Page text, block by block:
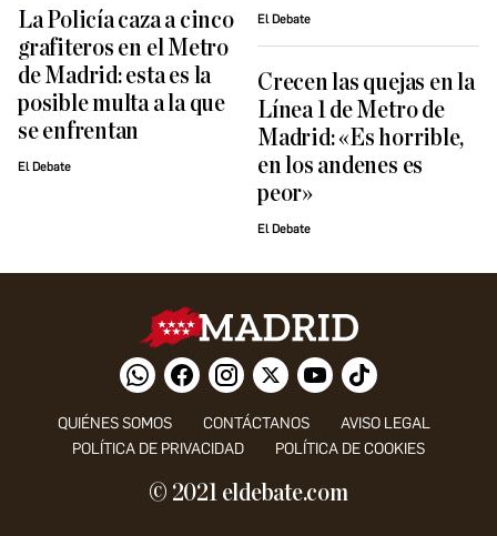
La Policía caza a cinco
grafiteros en el Metro
de Madrid: esta es la
posible multa a la que
se enfrentan
El Debate
El Debate
Crecen las quejas en la
Línea 1 de Metro de
Madrid: «Es horrible,
en los andenes es
peor»
El Debate
QUIÉNES SOMOS CONTÁCTANOS
AVISO LEGAL
POLÍTICA DE PRIVACIDAD
POLÍTICA DE COOKIES
© 2021 eldebate.com